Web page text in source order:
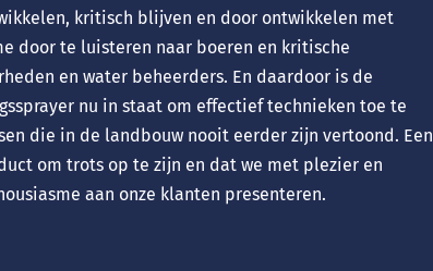
kritisch blijven en door ontwikkelen met
door te luisteren naar boeren en kritische
en water beheerders. En daardoor is de
nu in staat om effectief technieken toe te
die in de landbouw nooit eerder zijn vertoond. Een
om trots op te zijn en dat we met plezier en
aan onze klanten presenteren.